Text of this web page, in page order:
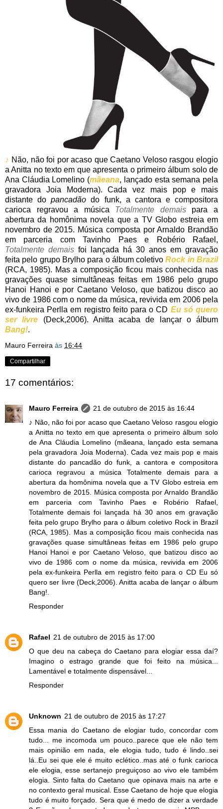
♪ Não, não foi por acaso que Caetano Veloso rasgou elogio
a Anitta no texto em que apresenta o primeiro álbum solo de
Ana Cláudia Lomelino (mãeana, lançado esta semana pela
gravadora Joia Moderna). Cada vez mais pop e mais
distante dopancadão do funk, a cantora e compositora
carioca regravou a música Totalmente demaispara a
abertura da homônima novela que a TV Globo estreia em
novembro de 2015. Música composta por Arnaldo Brandão
em parceria com Tavinho Paes e Robério Rafael,
Totalmente demais foi lançada há 30 anos em gravação
feita pelo grupo Brylho para o álbum coletivoRock in Brazil
(RCA, 1985). Mas a composição ficou mais conhecida nas
gravações quase simultâneas feitas em 1986 pelo grupo
Hanoi Hanoi e por Caetano Veloso, que batizou disco ao
vivo de 1986 com o nome da música, revivida em 2006 pela
ex-funkeira Perlla em registro feito para o CD Eu só quero
ser livre (Deck,2006). Anitta acaba de lançar o álbum
Bang!.
Mauro Ferreira às 16:44
Compartilhar
17 comentários:
Mauro Ferreira
21 de outubro de 2015 às 16:44
♪ Não, não foi por acaso que Caetano Veloso rasgou elogio
a Anitta no texto em que apresenta o primeiro álbum solo
de Ana Cláudia Lomelino (mãeana, lançado esta semana
pela gravadora Joia Moderna). Cada vez mais pop e mais
distante do pancadão do funk, a cantora e compositora
carioca regravou a música Totalmente demais para a
abertura da homônima novela que a TV Globo estreia em
novembro de 2015. Música composta por Arnaldo Brandão
em parceria com Tavinho Paes e Robério Rafael,
Totalmente demais foi lançada há 30 anos em gravação
feita pelo grupo Brylho para o álbum coletivo Rock in Brazil
(RCA, 1985). Mas a composição ficou mais conhecida nas
gravações quase simultâneas feitas em 1986 pelo grupo
Hanoi Hanoi e por Caetano Veloso, que batizou disco ao
vivo de 1986 com o nome da música, revivida em 2006
pela ex-funkeira Perlla em registro feito para o CD Eu só
quero ser livre (Deck,2006). Anitta acaba de lançar o álbum
Bang!.
Responder
Rafael 21 de outubro de 2015 às 17:00
O que deu na cabeça do Caetano para elogiar essa daí?
Imagino o estrago grande que foi feito na música...
Lamentável e totalmente dispensável...
Responder
Unknown 21 de outubro de 2015 às 17:27
Essa mania do Caetano de elogiar tudo, concordar com
tudo... me incomoda um pouco..parece que ele não tem
mais opinião em nada, ele elogia tudo, tudo é lindo..sei
lá..Eu sei que ele é muito eclético..mas até o funk carioca
ele elogia, esse sertanejo preguiçoso ao vivo ele também
elogia. Sinto falta do Caetano que opinava mais na arte e
no contexto geral musical. Esse Caetano de hoje que elogia
tudo é muito forçado. Sera que é medo de dizer a verdade